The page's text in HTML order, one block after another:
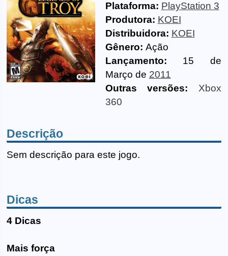
Plataforma: PlayStation 3
Produtora: KOEI
Distribuidora: KOEI
Gênero: Ação
Lançamento: 15 de
Março de 2011
Outras versões:
Xbox
360
Descrição
Sem descrição para este jogo.
Dicas
4 Dicas
Mais força